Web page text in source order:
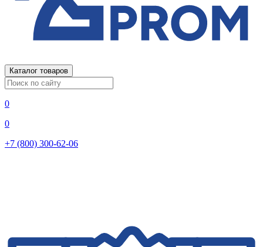
Каталог товаров
0
0
+7 (800) 300-62-06